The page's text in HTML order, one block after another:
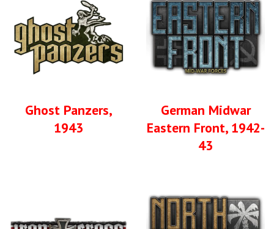
Ghost Panzers,
1943
German Midwar
Eastern Front, 1942-
43